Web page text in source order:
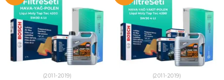
(2011-2019) (2011-2019)